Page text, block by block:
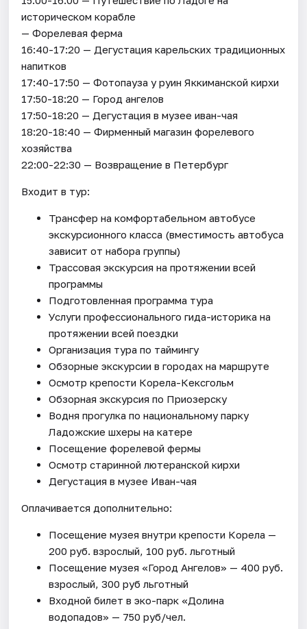
историческом корабле
— Форелевая ферма
16:40-17:20 — Дегустация карельских традиционных
напитков
17:40-17:50 — Фотопауза у руин Яккиманской кирхи
17:50-18:20 — Город ангелов
17:50-18:20 — Дегустация в музее иван-чая
18:20-18:40 — Фирменный магазин форелевого
хозяйства
22:00-22:30 — Возвращение в Петербург
Входит в тур:
Трансфер на комфортабельном автобусе
экскурсионного класса (вместимость автобуса
зависит от набора группы)
Трассовая экскурсия на протяжении всей
программы
Подготовленная программа тура
Услуги профессионального гида-историка на
протяжении всей поездки
Организация тура по таймингу
Обзорные экскурсии в городах на маршруте
Осмотр крепости Корела-Кексгольм
Обзорная экскурсия по Приозерску
Водня прогулка по национальному парку
Ладожские шхеры на катере
Посещение форелевой фермы
Осмотр старинной лютеранской кирхи
Дегустация в музее Иван-чая
Оплачивается дополнительно:
Посещение музея внутри крепости Корела —
200 руб. взрослый, 100 руб. льготный
Посещение музея «Город Ангелов» — 400 руб.
взрослый, 300 руб льготный
Входной билет в эко-парк «Долина
водопадов» — 750 руб/чел.